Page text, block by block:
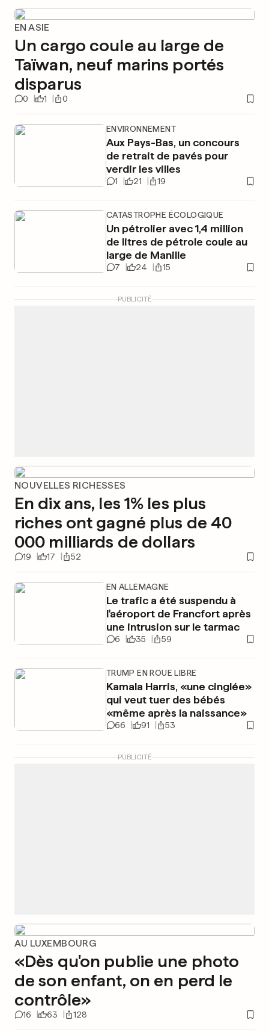
EN ASIE
Un cargo coule au large de
Taïwan, neuf marins portés
disparus
0 1 0
ENVIRONNEMENT
Aux Pays-Bas, un concours
de retrait de pavés pour
verdir les villes
1 21 19
CATASTROPHE ÉCOLOGIQUE
Un pétrolier avec 1,4 million
de litres de pétrole coule au
large de Manille
7 24 15
PUBLICITÉ
NOUVELLES RICHESSES
En dix ans, les 1% les plus
riches ont gagné plus de 40
000 milliards de dollars
19 17 52
EN ALLEMAGNE
Le trafic a été suspendu à
l'aéroport de Francfort après
une intrusion sur le tarmac
6 35 59
TRUMP EN ROUE LIBRE
Kamala Harris, «une cinglée»
qui veut tuer des bébés
«même après la naissance»
66 91 53
PUBLICITÉ
AU LUXEMBOURG
«Dès qu'on publie une photo
de son enfant, on en perd le
contrôle»
16 63 128